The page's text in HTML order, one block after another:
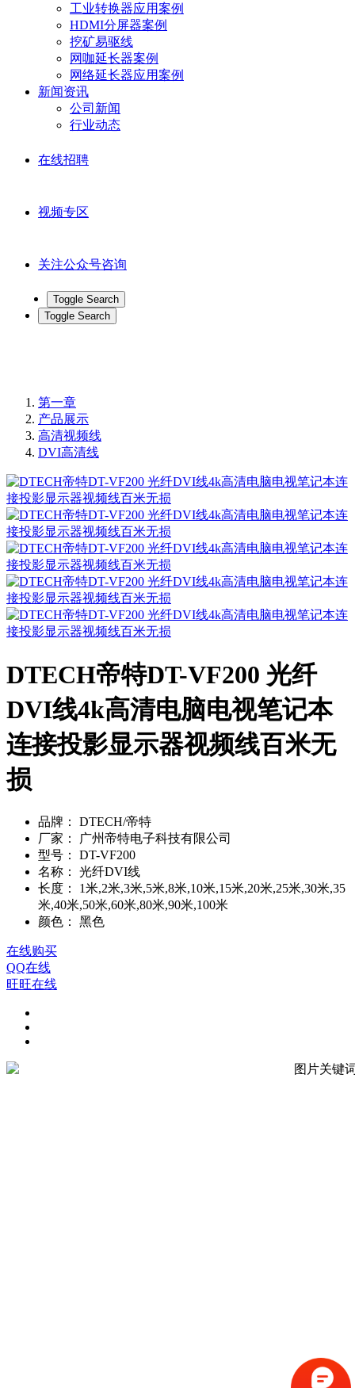
工业转换器应用案例
HDMI分屏器案例
挖矿易驱线
网咖延长器案例
网络延长器应用案例
新闻资讯
公司新闻
行业动态
在线招聘
视频专区
关注公众号咨询
Toggle Search
Toggle Search
第一章
产品展示
高清视频线
DVI高清线
DTECH帝特DT-VF200 光纤
DVI线4k高清电脑电视笔记本
连接投影显示器视频线百米无
损
品牌：
DTECH/帝特
厂家：
广州帝特电子科技有限公司
型号：
DT-VF200
名称：
光纤DVI线
长度：
1米,2米,3米,5米,8米,10米,15米,20米,25米,30米,35
米,40米,50米,60米,80米,90米,100米
颜色：
黑色
在线购买
QQ在线
旺旺在线